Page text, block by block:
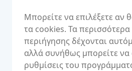
Μπορείτε να επιλέξετε αν
τα cookies. Τα
περιήγησης δέχονται
αλλά συνήθως μπορείτε να
ρυθμίσεις του